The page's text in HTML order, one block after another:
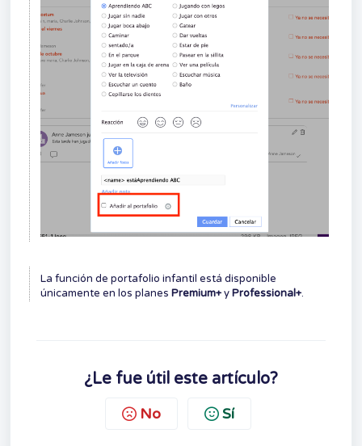
La función de portafolio infantil está disponible
únicamente en los planes Premium+yProfessional+.
¿Le fue útil este artículo?
No Sí